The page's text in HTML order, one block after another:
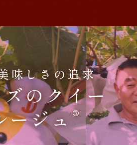
味しさの追求
のクイー
ージュ®